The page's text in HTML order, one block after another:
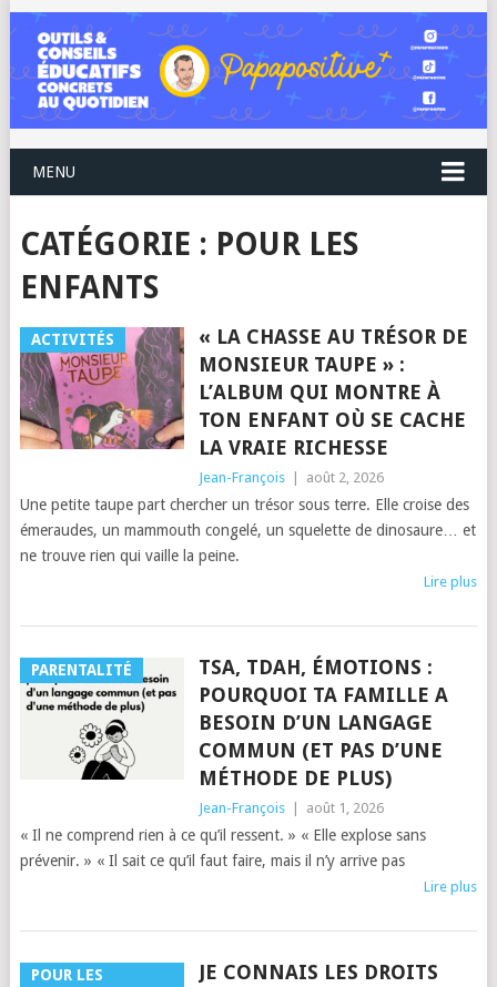
MENU
CATÉGORIE : POUR LES
ENFANTS
ACTIVITÉS
« LA CHASSE AU TRÉSOR DE
MONSIEUR TAUPE » :
L’ALBUM QUI MONTRE À
TON ENFANT OÙ SE CACHE
LA VRAIE RICHESSE
Jean-François août 2, 2026
Une petite taupe part chercher un trésor sous terre. Elle croise des
émeraudes, un mammouth congelé, un squelette de dinosaure… et
ne trouve rien qui vaille la peine.
Lire plus
PARENTALITÉ
TSA, TDAH, ÉMOTIONS :
POURQUOI TA FAMILLE A
BESOIN D’UN LANGAGE
COMMUN (ET PAS D’UNE
MÉTHODE DE PLUS)
Jean-François août 1, 2026
« Il ne comprend rien à ce qu’il ressent. » « Elle explose sans
prévenir. » « Il sait ce qu’il faut faire, mais il n’y arrive pas
Lire plus
POUR LES
JE CONNAIS LES DROITS